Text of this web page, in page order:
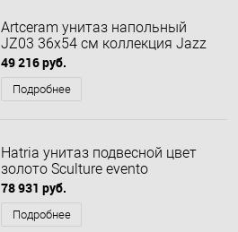
Artceram унитаз напольный
JZ03 36х54 см коллекция Jazz
49 216 руб.
Подробнее
Hatria унитаз подвесной цвет
золото Sculture evento
78 931 руб.
Подробнее